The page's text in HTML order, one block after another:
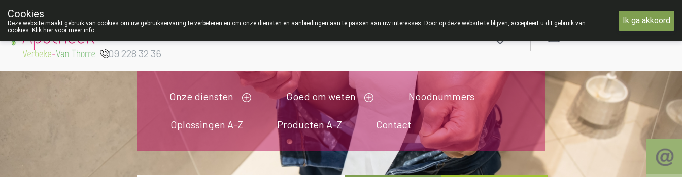
Apotheek Verbeke
09 228 32 36
Onze diensten Goed om weten Noodnummers
Oplossingen A-Z Producten A-Z Contact
Cookies
Deze website maakt gebruik van cookies om uw gebruikservaring te verbeteren en om onze diensten en aanbiedingen aan te passen aan uw interesses. Door op deze website te blijven, accepteert u dit gebruik van
cookies. Klik hier voor meer info.
Ik ga akkoord